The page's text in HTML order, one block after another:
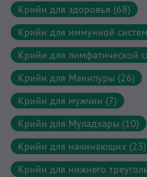
Крийи для здоровья (68)
Крийи для иммунной
Крийи для лимфатической
Крийи для Манипуры (26)
Крийи для мужчин (7)
Крийи для Муладхары (10)
Крийи для начинающих (23)
Крийи для нижнего